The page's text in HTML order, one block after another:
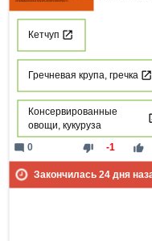
Кетчуп
Гречневая крупа, гречка
Консервированные
овощи, кукуруза
thumb_down -1 thumb_up
mode_comment 0
Закончилась 24дня